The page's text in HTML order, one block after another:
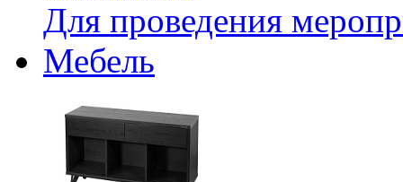
Для проведения
Мебель